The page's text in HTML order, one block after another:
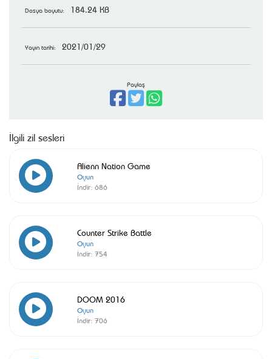
Dosya boyutu: 184.24 KB
Yayın tarihi: 2021/01/29
Paylaş
İlgili zil sesleri
Alienn Nation Game
Oyun
İndir: 686
Counter Strike Battle
Oyun
İndir: 754
DOOM 2016
Oyun
İndir: 706